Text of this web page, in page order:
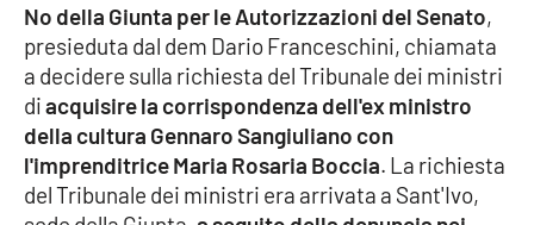
VIDEO
Ambiente
Cronaca
No della Giunta per le Autorizzazioni del Senato,
presieduta dal dem Dario Franceschini, chiamata
a decidere sulla richiesta del Tribunale dei ministri
diacquisire la corrispondenza dell'ex ministro
della cultura Gennaro Sangiuliano con
l'imprenditrice Maria Rosaria Boccia. La richiesta
del Tribunale dei ministri era arrivata a Sant'Ivo,